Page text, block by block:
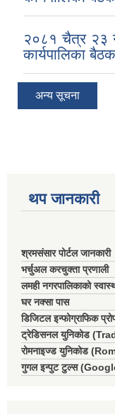
२०८१ चैत्र २३
कार्यपालिका
अन्य सूचना
थप जानकारी
श्रमसंसार पोर्टल जानकारी
भर्चुअल करचुक्ता प्रणाली
लमही नगरपालिकाको
घर नक्सा पास
डिजिटल इन्फोग्राफिक
ट्रेडिसनल युनिकोड
रोमनाइज्ड युनिकोड
गुगल इन्पुट टुल्स